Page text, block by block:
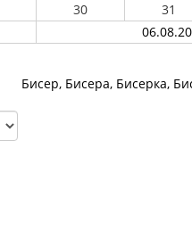
30
31
Бисер, Бисера, Бисерка,